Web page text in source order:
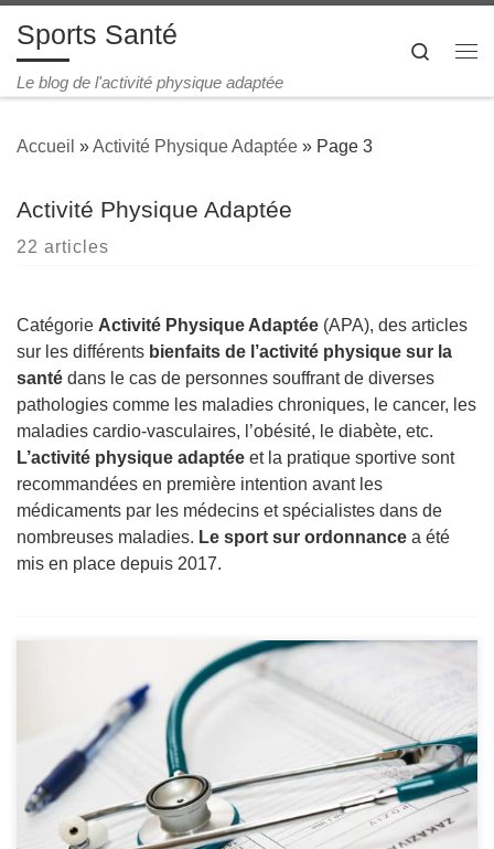
Passer au contenu
Sports Santé
Le blog de l'activité physique adaptée
Search
Accueil »Activité Physique Adaptée » Page 3
Activité Physique Adaptée
22 articles
Catégorie Activité Physique Adaptée (APA), des articles
sur les différents bienfaits de l’activité physique sur la
santé dans le cas de personnes souffrant de diverses
pathologies comme les maladies chroniques, le cancer, les
maladies cardio-vasculaires, l’obésité, le diabète, etc.
L’activité physique adaptée et la pratique sportive sont
recommandées en première intention avant les
médicaments par les médecins et spécialistes dans de
nombreuses maladies. Le sport sur ordonnance a été
mis en place depuis 2017.
Le sport sur ordonnance représente la possibilité pour
certains patients de pratiquer une activité physique
adaptée dans le cadre d’un traitement médical spécifique.
Ce dispositif concerne les personnes souffrant d’une
maladie parmi la catégorie des Affections de Longue
Durée (ALD). Cela regroupe 30 maladies nécessitant un